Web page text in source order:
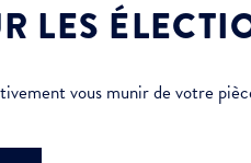
LES
vous munir de votre